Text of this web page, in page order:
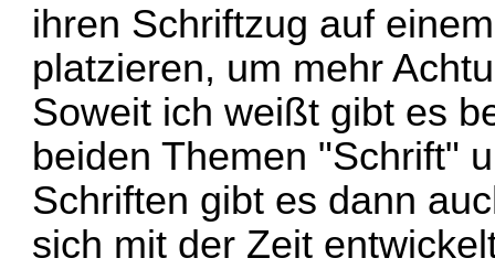
ihren Schriftzug auf
platzieren, um mehr
Soweit ich weißt gibt es
beiden Themen "Schrift"
Schriften gibt es dann
sich mit der Zeit